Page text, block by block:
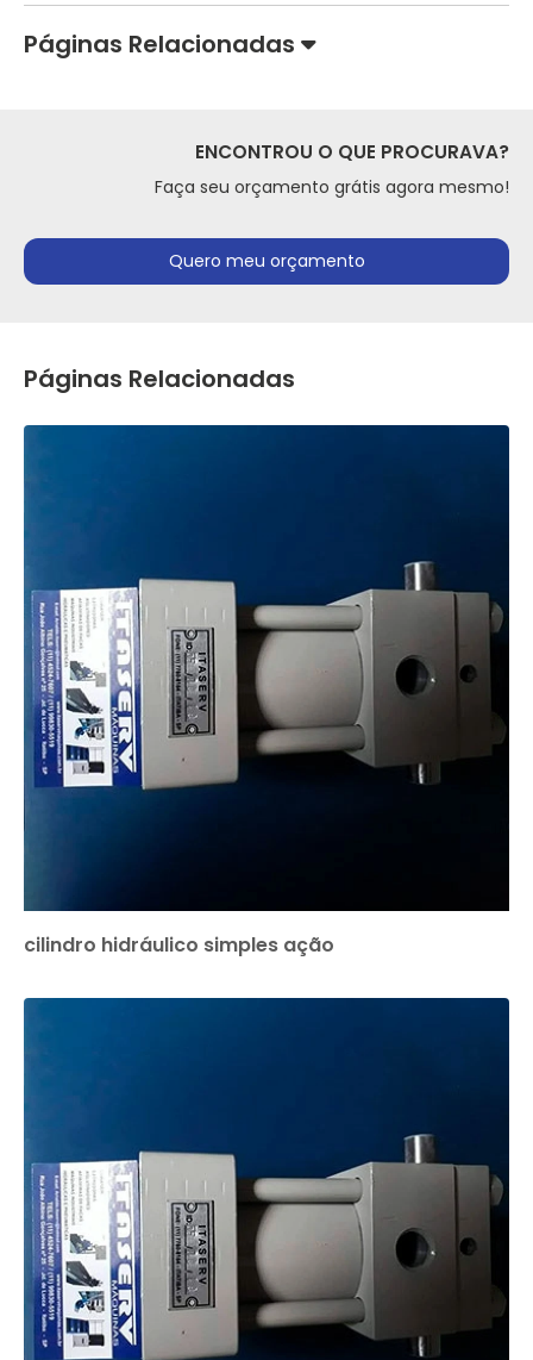
Páginas Relacionadas
ENCONTROU O QUE PROCURAVA?
Faça seu orçamento grátis agora mesmo!
Quero meu orçamento
Páginas Relacionadas
cilindro hidráulico simples ação